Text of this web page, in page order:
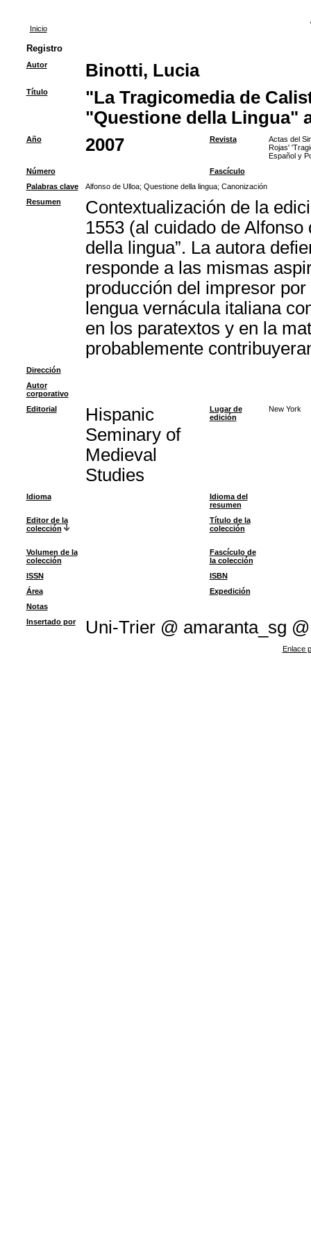
Inicio
Registro
Autor Binotti, Lucia
Título
"La Tragicomedia de
"Questione della Lingua"
Año 2007 Revista
Actas del
Rojas'
Español y
Número
Fascículo
Palabras clave
Alfonso de Ulloa; Questione della lingua; Canonización
Resumen
Contextualización de la
1553 (al cuidado de
della lingua”. La autora
responde a las mismas
producción del impresor
lengua vernácula italiana
en los paratextos y en la
probablemente
Dirección
Autor
corporativo
Editorial
Hispanic
Seminary of
Medieval
Studies
Lugar de
edición
New York
Idioma
Idioma del
resumen
Editor de la
colección
Título de la
colección
Volumen de la
colección
Fascículo de
la colección
ISSN
ISBN
Área
Expedición
Notas
Insertado por
Uni-Trier @ amaranta_sg @
Enlace